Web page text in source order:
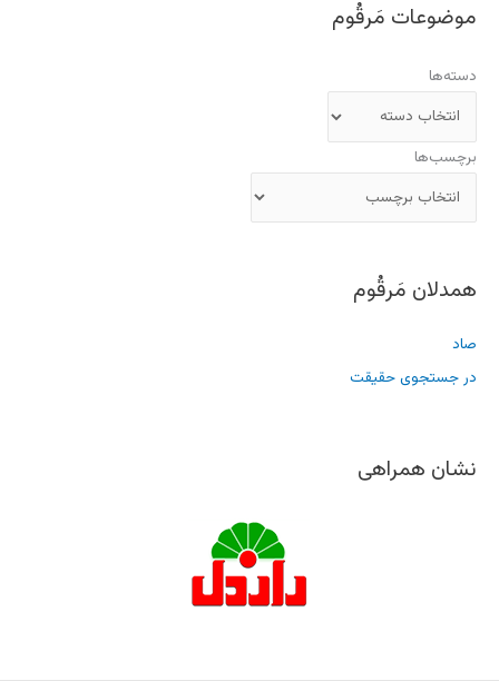
موضوعات مَرقُوم
دسته‌ها
برچسب‌ها
همدلان مَرقُوم
صاد
در جستجوی حقیقت
نشان همراهی